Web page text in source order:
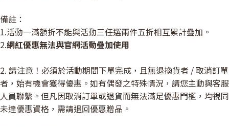
備註：
1.活動一滿額折不能與活動三任選兩件五折相互累計疊加。
2.網紅優惠無法與官網活動疊加使用
2. 請注意！必須於活動期間下單完成，且無退換貨者 / 取消訂單
者，始有機會獲得優惠。如有偶發之特殊情況，請您主動與客服
人員聯繫。但凡因取消訂單或退貨而無法滿足優惠門檻，均視同
未達優惠資格，需請退回優惠贈品。